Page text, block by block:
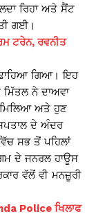
ਰਿਹਾ ਅਤੇ ਸੈਂਟ
ਗਈ।
ਟਰੇਨ, ਰਵਨੀਤ
ਗਿਆ। ਇਹ
ਨੇ ਦਾਅਵਾ
ਮਿਲਿਆ ਅਤੇ ਹੁਣ
ਦੇ ਅੰਦਰ
ਸਭ ਤੋਂ ਪਹਿਲਾਂ
ਦੇ ਜਨਰਲ ਹਾਊਸ
ਵੱਲੋਂ ਵੀ ਮਨਜ਼ੂਰੀ
Police ਖਿਲਾਫ